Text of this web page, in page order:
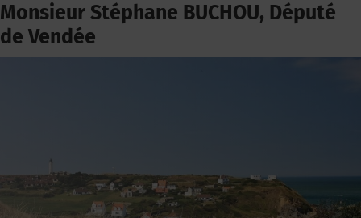
Monsieur Stéphane BUCHOU, Député
de Vendée